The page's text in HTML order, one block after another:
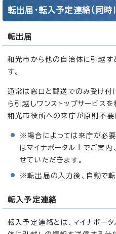
転出届・転入予定連絡（同時
転出届
和光市から他の自治体に引越す
す。
通常は窓口と郵送でのみ受け付
ら引越しワンストップサービス
和光市役所への来庁が原則不要
※場合によっては来庁が必
はマイナポータル上でご案
せていただきます。
※転出届の入力後、自動で
転入予定連絡
転入予定連絡とは、マイナポー